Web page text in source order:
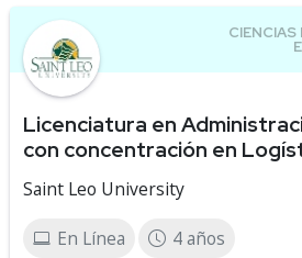
Licenciatura en
con concentración en
Saint Leo University
En Línea 4 años